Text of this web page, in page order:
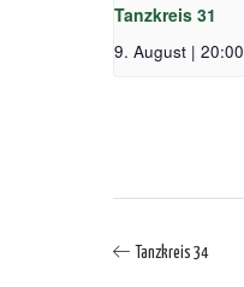
Tanzkreis 31
9. August | 20:00
Tanzkreis 34